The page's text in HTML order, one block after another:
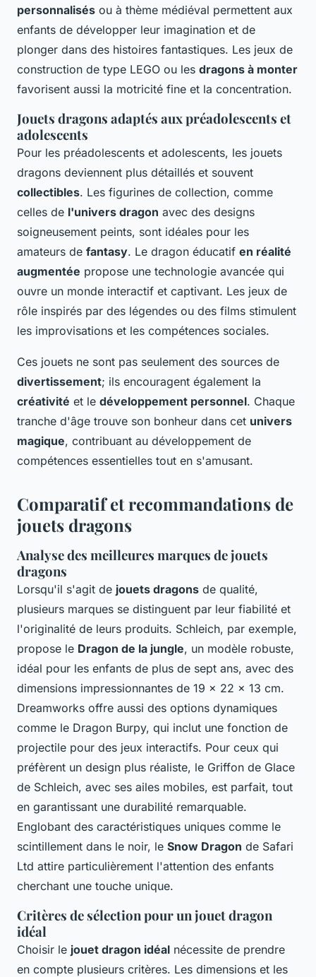
personnalisés ou à thème médiéval permettent aux
enfants de développer leur imagination et de
plonger dans des histoires fantastiques. Les jeux de
construction de type LEGO ou les dragons à monter
favorisent aussi la motricité fine et la concentration.
Jouets dragons adaptés aux préadolescents et
adolescents
Pour les préadolescents et adolescents, les jouets
dragons deviennent plus détaillés et souvent
collectibles. Les figurines de collection, comme
celles de l'univers dragon avec des designs
soigneusement peints, sont idéales pour les
amateurs de fantasy. Le dragon éducatif en réalité
augmentée propose une technologie avancée qui
ouvre un monde interactif et captivant. Les jeux de
rôle inspirés par des légendes ou des films stimulent
les improvisations et les compétences sociales.
Ces jouets ne sont pas seulement des sources de
divertissement; ils encouragent également la
créativité et le développement personnel. Chaque
tranche d'âge trouve son bonheur dans cet univers
magique, contribuant au développement de
compétences essentielles tout en s'amusant.
Comparatif et recommandations de
jouets dragons
Analyse des meilleures marques de jouets
dragons
Lorsqu'il s'agit de jouets dragons de qualité,
plusieurs marques se distinguent par leur fiabilité et
l'originalité de leurs produits. Schleich, par exemple,
propose le Dragon de la jungle, un modèle robuste,
idéal pour les enfants de plus de sept ans, avec des
dimensions impressionnantes de 19 x 22 x 13 cm.
Dreamworks offre aussi des options dynamiques
comme le Dragon Burpy, qui inclut une fonction de
projectile pour des jeux interactifs. Pour ceux qui
préfèrent un design plus réaliste, le Griffon de Glace
de Schleich, avec ses ailes mobiles, est parfait, tout
en garantissant une durabilité remarquable.
Englobant des caractéristiques uniques comme le
scintillement dans le noir, le Snow Dragon de Safari
Ltd attire particulièrement l'attention des enfants
cherchant une touche unique.
Critères de sélection pour un jouet dragon
idéal
Choisir le jouet dragon idéal nécessite de prendre
en compte plusieurs critères. Les dimensions et les